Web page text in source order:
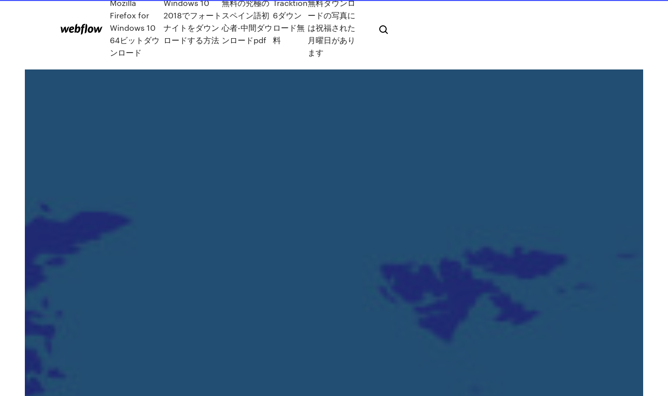
Mozilla
Firefox for
Windows 10
64ビットダウ
ンロード
Windows 10
2018でフォート
ナイトをダウン
ロードする方法
無料の究極の
スペイン語初
心者-中間ダウ
ンロードpdf
Tracktion
6ダウン
ロード無
料
無料ダウンロ
ードの写真に
は祝福された
月曜日があり
ます